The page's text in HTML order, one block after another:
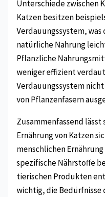
Unterschiede zwischen
Katzen besitzen
Verdauungssystem,
natürliche Nahrung
Pflanzliche
weniger effizient
Verdauungssystem
von Pflanzenfasern
Zusammenfassend lässt
Ernährung von Katzen
menschlichen
spezifische Nährstoffe
tierischen Produkten
wichtig, die Bedürfnisse